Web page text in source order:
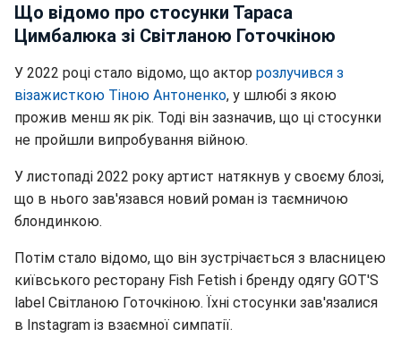
Що відомо про стосунки Тараса
Цимбалюка зі Світланою Готочкіною
У 2022 році стало відомо, що актор розлучився з
візажисткою Тіною Антоненко, у шлюбі з якою
прожив менш як рік. Тоді він зазначив, що ці стосунки
не пройшли випробування війною.
У листопаді 2022 року артист натякнув у своєму блозі,
що в нього зав'язався новий роман із таємничою
блондинкою.
Потім стало відомо, що він зустрічається з власницею
київського ресторану Fish Fetish і бренду одягу GOT'S
label Світланою Готочкіною. Їхні стосунки зав'язалися
в Instagram із взаємної симпатії.